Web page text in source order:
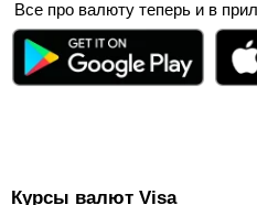
Все про валюту теперь и в
Курсы валют Visa